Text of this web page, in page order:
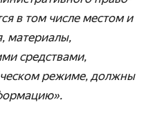
в том числе местом и
материалы,
средствами,
режиме, должны